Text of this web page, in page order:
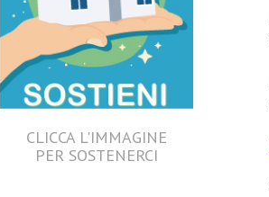
CLICCA L'IMMAGINE
PER SOSTENERCI